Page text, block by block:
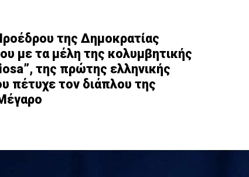
της Δημοκρατίας
με τα μέλη της κολυμβητικής
της πρώτης ελληνικής
πέτυχε τον διάπλου της